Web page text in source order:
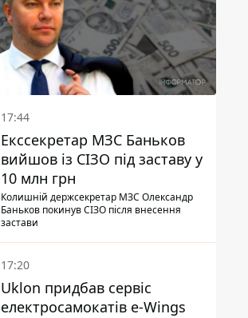
17:44
Екссекретар МЗС Баньков
вийшов із СІЗО під заставу у
10 млн грн
Колишній держсекретар МЗС Олександр
Баньков покинув СІЗО після внесення
застави
17:20
Uklon придбав сервіс
електросамокатів e-Wings